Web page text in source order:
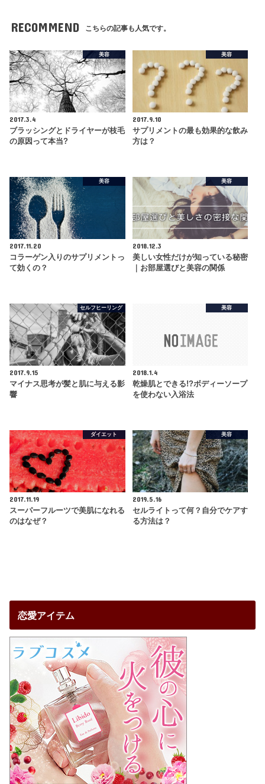
RECOMMEND こちらの記事も人気です。
美容
2017.3.4
ブラッシングとドライヤーが枝毛
の原因って本当?
美容
2017.9.10
サプリメントの最も効果的な飲み
方は？
美容
2017.11.20
コラーゲン入りのサプリメントっ
て効くの？
美容
2018.12.3
美しい女性だけが知っている秘密
｜お部屋選びと美容の関係
セルフヒーリング
2017.9.15
マイナス思考が髪と肌に与える影
響
美容
2018.1.4
乾燥肌とできる!?ボディーソープ
を使わない入浴法
ダイエット
2017.11.19
スーパーフルーツで美肌になれる
のはなぜ？
美容
2019.5.16
セルライトって何？自分でケアす
る方法は？
恋愛アイテム